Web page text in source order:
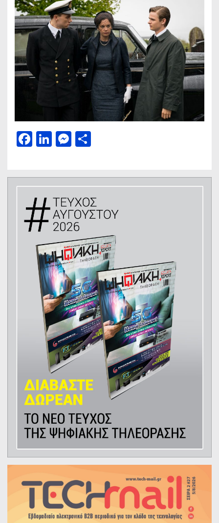
Facebook
LinkedIn
Messenger